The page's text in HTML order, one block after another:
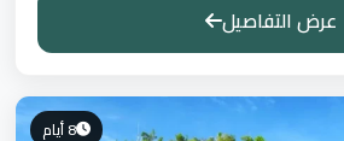
عرض التفاصيل
8 أيام